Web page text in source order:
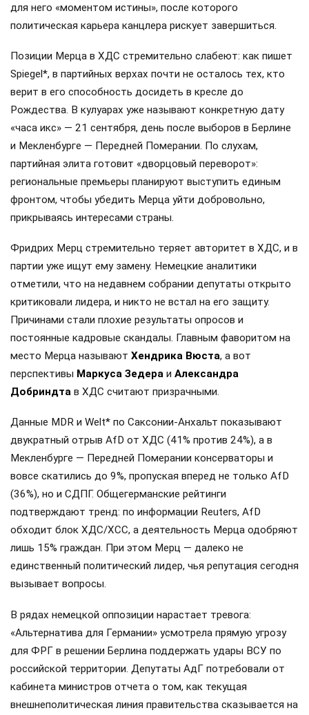
для него «моментом истины», после которого
политическая карьера канцлера рискует завершиться.
Позиции Мерца в ХДС стремительно слабеют: как пишет
Spiegel*, в партийных верхах почти не осталось тех, кто
верит в его способность досидеть в кресле до
Рождества. В кулуарах уже называют конкретную дату
«часа икс» — 21 сентября, день после выборов в Берлине
и Мекленбурге — Передней Померании. По слухам,
партийная элита готовит «дворцовый переворот»:
региональные премьеры планируют выступить единым
фронтом, чтобы убедить Мерца уйти добровольно,
прикрываясь интересами страны.
Фридрих Мерц стремительно теряет авторитет в ХДС, и в
партии уже ищут ему замену. Немецкие аналитики
отметили, что на недавнем собрании депутаты открыто
критиковали лидера, и никто не встал на его защиту.
Причинами стали плохие результаты опросов и
постоянные кадровые скандалы. Главным фаворитом на
место Мерца называют Хендрика Вюста, а вот
перспективы Маркуса Зедера и Александра
Добриндта в ХДС считают призрачными.
Данные MDR и Welt* по Саксонии-Анхальт показывают
двукратный отрыв AfD от ХДС (41% против 24%), а в
Мекленбурге — Передней Померании консерваторы и
вовсе скатились до 9%, пропуская вперед не только AfD
(36%), но и СДПГ. Общегерманские рейтинги
подтверждают тренд: по информации Reuters, AfD
обходит блок ХДС/ХСС, а деятельность Мерца одобряют
лишь 15% граждан. При этом Мерц — далеко не
единственный политический лидер, чья репутация сегодня
вызывает вопросы.
В рядах немецкой оппозиции нарастает тревога:
«Альтернатива для Германии» усмотрела прямую угрозу
для ФРГ в решении Берлина поддержать удары ВСУ по
российской территории. Депутаты АдГ потребовали от
кабинета министров отчета о том, как текущая
внешнеполитическая линия правительства сказывается на